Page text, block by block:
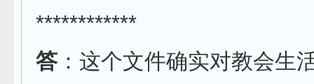
************
答：这个文件确实对教会生